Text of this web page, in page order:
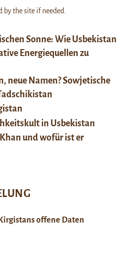
Sonne: Wie Usbekistan
Energiequellen zu
neue Namen? Sowjetische
in Usbekistan
und wofür ist er
offene Daten
the site if needed.